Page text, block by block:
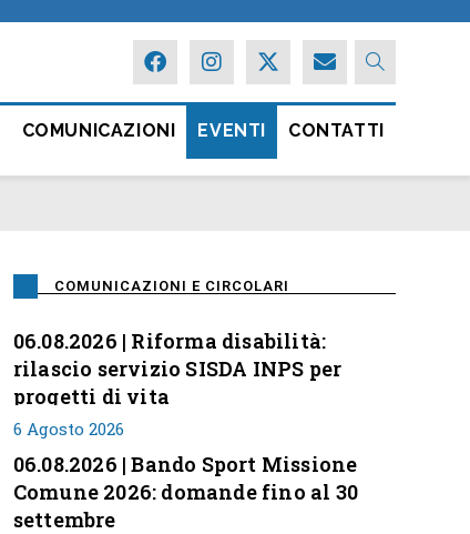
COMUNICAZIONI EVENTI CONTATTI
COMUNICAZIONI E CIRCOLARI
06.08.2026 | Riforma disabilità:
rilascio servizio SISDA INPS per
progetti di vita
6 Agosto 2026
06.08.2026 | Bando Sport Missione
Comune 2026: domande fino al 30
settembre